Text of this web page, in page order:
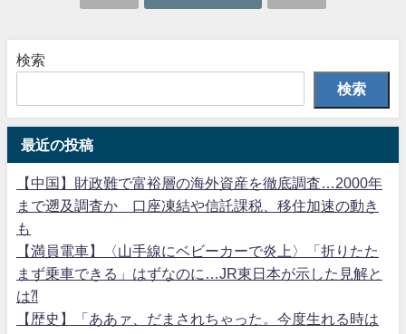
検索
検索
最近の投稿
【中国】財政難で富裕層の海外資産を徹底調査…2000年
まで遡及調査か 口座凍結や信託課税、移住加速の動き
も
【満員電車】〈山手線にベビーカーで炎上〉「折りたた
まず乗車できる」はずなのに…JR東日本が示した見解と
は⁈
【歴史】「ああァ、だまされちゃった。今度生れる時は